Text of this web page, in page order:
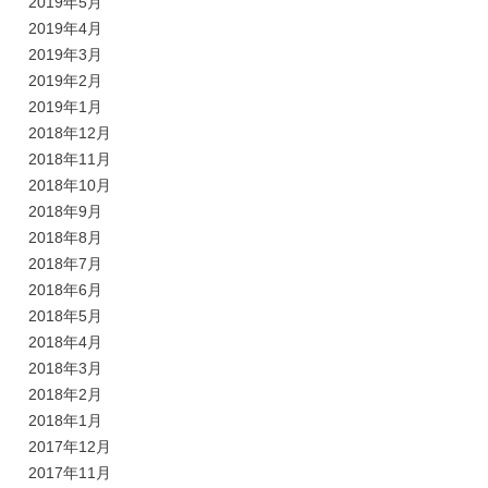
2019年4月
2019年3月
2019年2月
2019年1月
2018年12月
2018年11月
2018年10月
2018年9月
2018年8月
2018年7月
2018年6月
2018年5月
2018年4月
2018年3月
2018年2月
2018年1月
2017年12月
2017年11月